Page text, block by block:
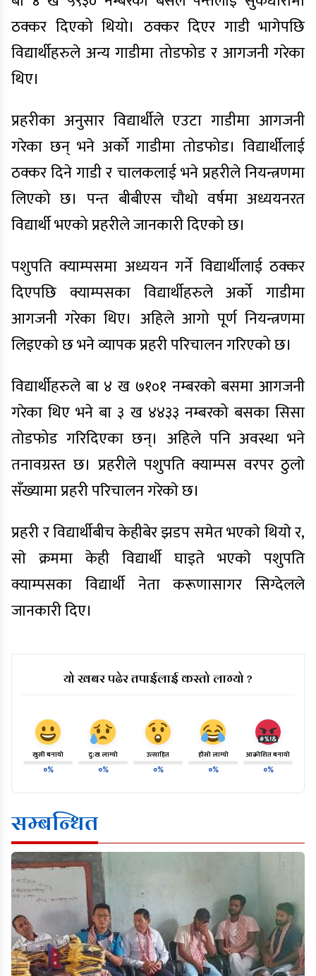
ठक्कर दिएको थियो। ठक्कर दिएर गाडी भागेपछि
विद्यार्थीहरुले अन्य गाडीमा तोडफोड र आगजनी गरेका
थिए।
प्रहरीका अनुसार विद्यार्थीले एउटा गाडीमा आगजनी
गरेका छन् भने अर्को गाडीमा तोडफोड। विद्यार्थीलाई
ठक्कर दिने गाडी र चालकलाई भने प्रहरीले नियन्त्रणमा
लिएको छ। पन्त बीबीएस चौथो वर्षमा अध्ययनरत
विद्यार्थी भएको प्रहरीले जानकारी दिएको छ।
पशुपति क्याम्पसमा अध्ययन गर्ने विद्यार्थीलाई ठक्कर
दिएपछि क्याम्पसका विद्यार्थीहरुले अर्को गाडीमा
आगजनी गरेका थिए। अहिले आगो पूर्ण नियन्त्रणमा
लिइएको छ भने व्यापक प्रहरी परिचालन गरिएको छ।
विद्यार्थीहरुले बा ४ ख ७१०१ नम्बरको बसमा आगजनी
गरेका थिए भने बा ३ ख ४४३३ नम्बरको बसका सिसा
तोडफोड गरिदिएका छन्। अहिले पनि अवस्था भने
तनावग्रस्त छ। प्रहरीले पशुपति क्याम्पस वरपर ठुलाे
सँख्यामा प्रहरी परिचालन गरेकाे छ।
प्रहरी र विद्यार्थीबीच केहीबेर झडप समेत भएकाे थियाे र,
साे क्रममा केही विद्यार्थी घाइते भएकाे पशुपति
क्याम्पसका विद्यार्थी नेता करूणासागर सिग्देलले
जानकारी दिए।
यो खबर पढेर तपाईलाई कस्तो लाग्यो ?
खुसी बनायो
०%
दु:ख लाग्यो
०%
उत्साहित
०%
हाँसो लाग्यो
०%
आक्रोशित बनायो
०%
सम्बन्धित